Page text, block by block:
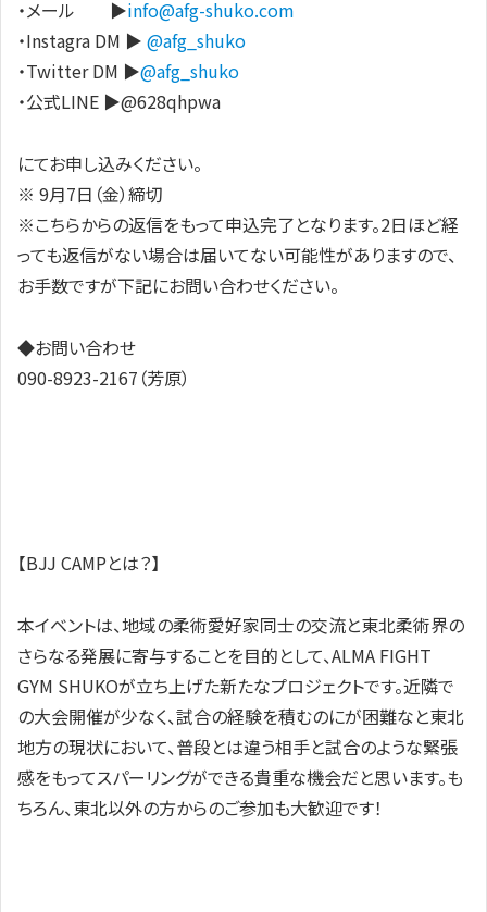
・メール ▶︎info@afg-shuko.com
・Instagra DM ▶︎ @afg_shuko
・Twitter DM ▶︎@afg_shuko
・公式LINE ▶︎@628qhpwa
にてお申し込みください。
※ 9月7日（金）締切
※こちらからの返信をもって申込完了となります。2日ほど経
っても返信がない場合は届いてない可能性がありますので、
お手数ですが下記にお問い合わせください。
◆お問い合わせ
090-8923-2167（芳原）
【BJJ CAMPとは？】
本イベントは、地域の柔術愛好家同士の交流と東北柔術界の
さらなる発展に寄与することを目的として、ALMA FIGHT
GYM SHUKOが立ち上げた新たなプロジェクトです。近隣で
の大会開催が少なく、試合の経験を積むのにが困難なと東北
地方の現状において、普段とは違う相手と試合のような緊張
感をもってスパーリングができる貴重な機会だと思います。も
ちろん、東北以外の方からのご参加も大歓迎です！